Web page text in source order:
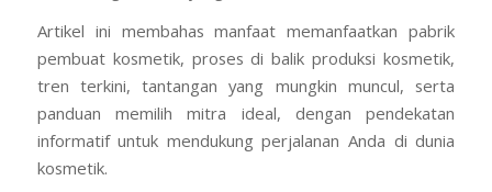
Artikel ini membahas manfaat memanfaatkan pabrik
pembuat kosmetik, proses di balik produksi kosmetik,
tren terkini, tantangan yang mungkin muncul, serta
panduan memilih mitra ideal, dengan pendekatan
informatif untuk mendukung perjalanan Anda di dunia
kosmetik.